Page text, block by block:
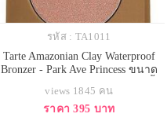
รหัส : TA1011
Tarte Amazonian Clay Waterproof
Bronzer - Park Ave Princess ขนาด
ในเฉดสีน้ำตาลทองเนื้อแมทที่อุดม
คุณค่าจากโคลนลุ่มน้ำอเมซอน เนื้อ
views 1845 คน
ราคา 395 บาท